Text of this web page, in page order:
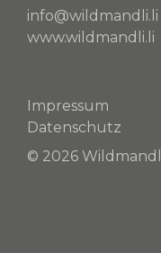
info@wildmandli.li
www.wildmandli.li
Impressum
Datenschutz
© 2026